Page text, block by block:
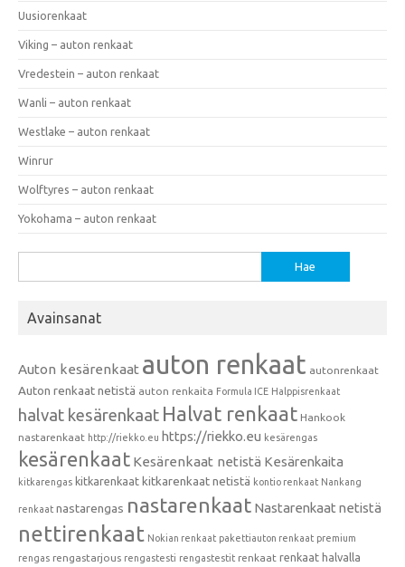
Uusiorenkaat
Viking – auton renkaat
Vredestein – auton renkaat
Wanli – auton renkaat
Westlake – auton renkaat
Winrur
Wolftyres – auton renkaat
Yokohama – auton renkaat
Avainsanat
Auton kesärenkaat auton renkaat autonrenkaat
Auton renkaat netistä auton renkaita Formula ICE Halppisrenkaat
halvat kesärenkaat Halvat renkaat Hankook
nastarenkaat http://riekko.eu https://riekko.eu kesärengas
kesärenkaat Kesärenkaat netistä Kesärenkaita
kitkarengas kitkarenkaat kitkarenkaat netistä kontio renkaat Nankang
renkaat nastarengas nastarenkaat Nastarenkaat netistä
nettirenkaat Nokian renkaat pakettiauton renkaat premium
rengas rengastarjous rengastesti rengastestit renkaat renkaat halvalla